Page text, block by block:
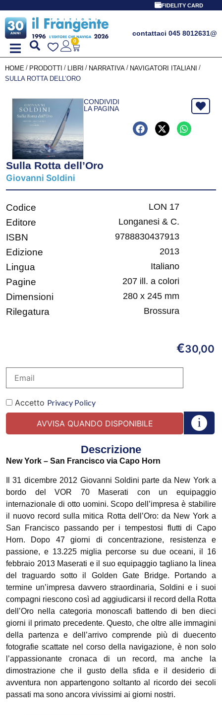
FIDELITY CARD
contattaci 045 8012631@
0
HOME / PRODOTTI / LIBRI / NARRATIVA / NAVIGATORI ITALIANI /
SULLA ROTTA DELL’ORO
CONDIVIDI
LA PAGINA
Sulla Rotta dell’Oro
Giovanni Soldini
Codice LON 17
Editore Longanesi & C.
ISBN 9788830437913
Edizione 2013
Lingua Italiano
Pagine 207 ill. a colori
Dimensioni 280 x 245 mm
Rilegatura Brossura
€30,00
Accetto Privacy Policy
Descrizione
New York – San Francisco via Capo Horn
Il 31 dicembre 2012 Giovanni Soldini parte da New York a
bordo del VOR 70 Maserati con un equipaggio
internazionale di otto uomini. Scopo dell’impresa è stabilire
il nuovo record sulla mitica Rotta dell’Oro: da New York a
San Francisco passando per i tempestosi flutti di Capo
Horn. Dopo 47 giorni di concentrazione, resistenza e
passione, e 13.225 miglia percorse su due oceani, il 16
febbraio 2013 Maserati e il suo equipaggio tagliano la linea
del traguardo sotto il Golden Gate Bridge. Portando a
termine un’impresa davvero straordinaria, Soldini e i suoi
compagni riescono così ad aggiudicarsi il record della Rotta
dell’Oro nella categoria monoscafi battendo di ben dieci
giorni il primato precedente. Questo, che oltre alle immagini
della partenza e dell’arrivo comprende più di duecento
fotografie scattate nel corso della navigazione, è non solo
l’appassionante cronaca di un record, ma anche la
dimostrazione che il gusto della sfida e il desiderio di
avventura non appartengono soltanto al ricordo dei secoli
passati ma sono ancora vivissimi ai giorni nostri.